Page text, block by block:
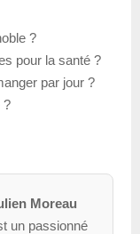
?
pour la santé ?
par jour ?
?
Moreau
un passionné